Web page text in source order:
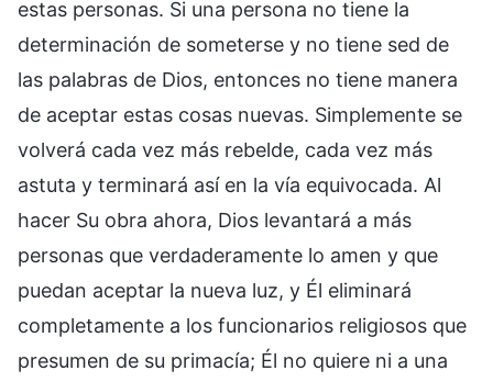
estas personas. Si una persona no tiene la
determinación de someterse y no tiene sed de
las palabras de Dios, entonces no tiene manera
de aceptar estas cosas nuevas. Simplemente se
volverá cada vez más rebelde, cada vez más
astuta y terminará así en la vía equivocada. Al
hacer Su obra ahora, Dios levantará a más
personas que verdaderamente lo amen y que
puedan aceptar la nueva luz, y Él eliminará
completamente a los funcionarios religiosos que
presumen de su primacía; Él no quiere ni a una